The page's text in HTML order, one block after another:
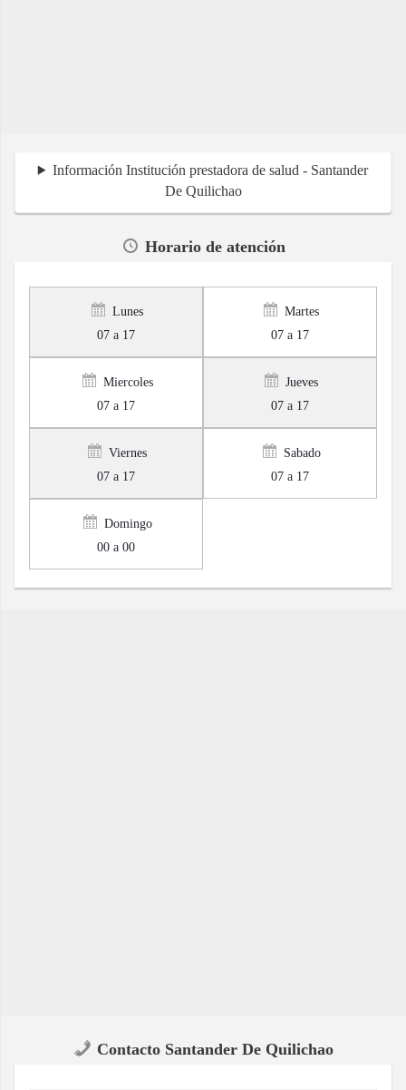
Información Institución prestadora de salud - Santander
De Quilichao
Horario de atención
Lunes
07 a 17
Martes
07 a 17
Miercoles
07 a 17
Jueves
07 a 17
Viernes
07 a 17
Sabado
07 a 17
Domingo
00 a 00
Contacto Santander De Quilichao